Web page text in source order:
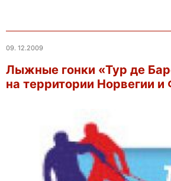
09. 12.2009
Лыжные гонки «Тур де
на территории Норвегии и